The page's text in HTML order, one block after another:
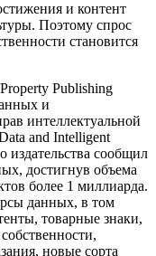
и контент
Поэтому спрос
становится
Publishing
и
интеллектуальной
and Intelligent
издательства сообщил
достигнув объема
более 1 миллиарда.
данных, в том
товарные знаки,
новые сорта